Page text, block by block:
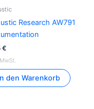
Research AW791
€
den Warenkorb